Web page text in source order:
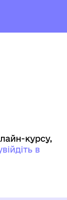
курсу,
в